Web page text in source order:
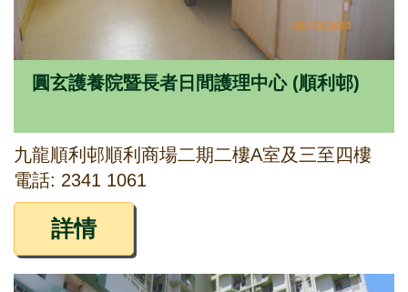
圓玄護養院暨長者日間護理中心 (順利邨)
九龍順利邨順利商場二期二樓A室及三至四樓
電話: 2341 1061
詳情